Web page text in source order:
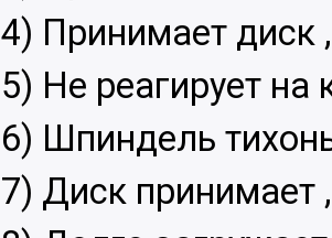
4) Принимает диск
5) Не реагирует
6) Шпиндель
7) Диск принимает